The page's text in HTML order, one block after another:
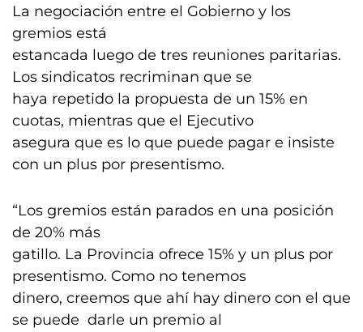
La negociación entre el Gobierno y los
gremios está
estancada luego de tres reuniones paritarias.
Los sindicatos recriminan que se
haya repetido la propuesta de un 15% en
cuotas, mientras que el Ejecutivo
asegura que es lo que puede pagar e insiste
con un plus por presentismo.
“Los gremios están parados en una posición
de 20% más
gatillo. La Provincia ofrece 15% y un plus por
presentismo. Como no tenemos
dinero, creemos que ahí hay dinero con el que
se puede darle un premio al